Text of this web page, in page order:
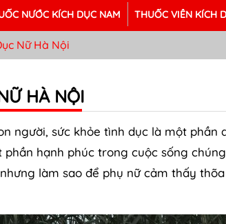
NƯỚC KÍCH DỤC NAM THUỐC VIÊN KÍCH
Nữ Hà Nội
HÀ NỘI
người, sức khỏe tình dục là một phần
hạnh phúc trong cuộc sống
làm sao để phụ nữ cảm thấy